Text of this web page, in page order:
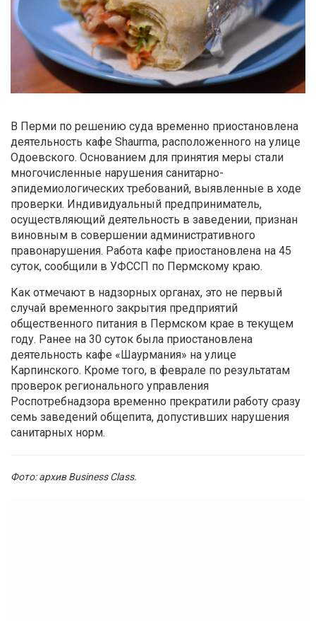
В Перми по решению суда временно приостановлена
деятельность кафе Shaurma, расположенного на улице
Одоевского. Основанием для принятия меры стали
многочисленные нарушения санитарно-
эпидемиологических требований, выявленные в ходе
проверки. Индивидуальный предприниматель,
осуществляющий деятельность в заведении, признан
виновным в совершении административного
правонарушения. Работа кафе приостановлена на 45
суток, сообщили в УФССП по Пермскому краю.
Как отмечают в надзорных органах, это не первый
случай временного закрытия предприятий
общественного питания в Пермском крае в текущем
году. Ранее на 30 суток была приостановлена
деятельность кафе «Шаурмания» на улице
Карпинского. Кроме того, в феврале по результатам
проверок регионального управления
Роспотребнадзора временно прекратили работу сразу
семь заведений общепита, допустивших нарушения
санитарных норм.
Фото: архив Business Class.